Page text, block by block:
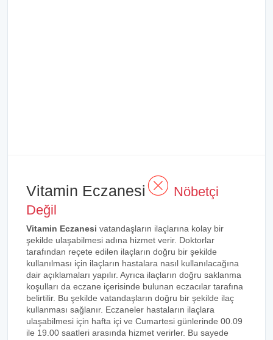
Vitamin Eczanesi
Nöbetçi
Değil
Vitamin Eczanesi vatandaşların ilaçlarına kolay bir
şekilde ulaşabilmesi adına hizmet verir. Doktorlar
tarafından reçete edilen ilaçların doğru bir şekilde
kullanılması için ilaçların hastalara nasıl kullanılacağına
dair açıklamaları yapılır. Ayrıca ilaçların doğru saklanma
koşulları da eczane içerisinde bulunan eczacılar tarafına
belirtilir. Bu şekilde vatandaşların doğru bir şekilde ilaç
kullanması sağlanır. Eczaneler hastaların ilaçlara
ulaşabilmesi için hafta içi ve Cumartesi günlerinde 00.09
ile 19.00 saatleri arasında hizmet verirler. Bu sayede